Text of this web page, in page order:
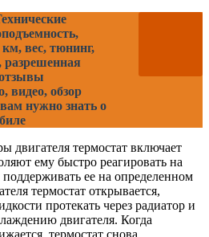
км, вес, тюнинг,
разрешенная
видео, обзор
нужно знать о
двигателя термостат включает
ему быстро реагировать на
ее на определенном
термостат открывается,
протекать через радиатор и
двигателя. Когда
термостат снова